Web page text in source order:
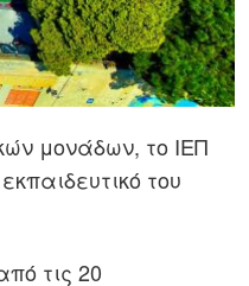
μονάδων, το ΙΕΠ
του
τις 20